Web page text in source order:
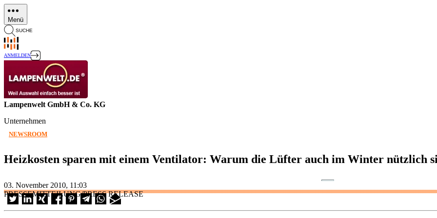
Direkt
zum
Inhalt
Menü
SUCHE
ANMELDEN
Lampenwelt GmbH & Co. KG
Unternehmen
NEWSROOM
Heizkosten sparen mit einem Ventilator: Warum die Lüfter auch im Winter nützlich
03. November 2010, 11:03
PRESSEMITTEILUNG/PRESS RELEASE